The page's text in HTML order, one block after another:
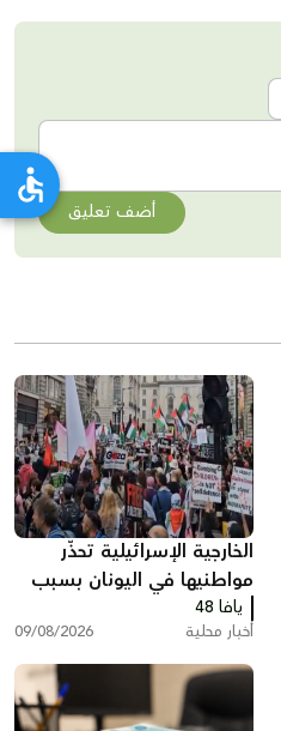
أضف تعليق
الخارجية الإسرائيلية تحذّر
مواطنيها في اليونان بسبب
مظاهرات دعم لغزة
يافا 48
أخبار محلية 09/08/2026